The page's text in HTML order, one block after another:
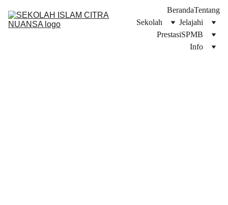
BerandaTentang
Sekolah
Jelajahi
PrestasiSPMB
Info